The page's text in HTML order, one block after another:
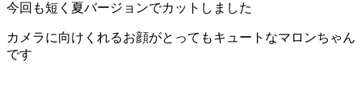
ッ
ト
今回も短く夏バージョンでカットしました
カメラに向けくれるお顔がとってもキュートなマロンちゃん
です